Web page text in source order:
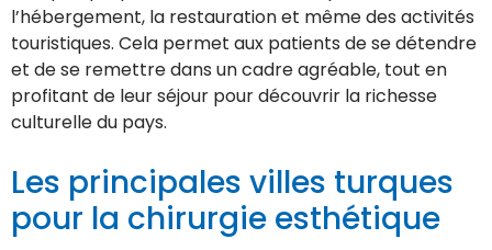
l’hébergement, la restauration et même des activités
touristiques. Cela permet aux patients de se détendre
et de se remettre dans un cadre agréable, tout en
profitant de leur séjour pour découvrir la richesse
culturelle du pays.
Les principales villes turques
pour la chirurgie esthétique